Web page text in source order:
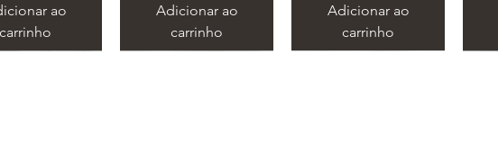
ao
carrinho
Adicionar ao
carrinho
Adicionar ao
carrinho